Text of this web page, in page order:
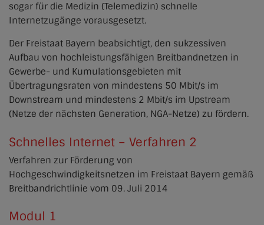
sogar für die Medizin (Telemedizin) schnelle
Internetzugänge vorausgesetzt.
Der Freistaat Bayern beabsichtigt, den sukzessiven
Aufbau von hochleistungsfähigen Breitbandnetzen in
Gewerbe- und Kumulationsgebieten mit
Übertragungsraten von mindestens 50 Mbit/s im
Downstream und mindestens 2 Mbit/s im Upstream
(Netze der nächsten Generation, NGA-Netze) zu fördern.
Schnelles Internet – Verfahren 2
Verfahren zur Förderung von
Hochgeschwindigkeitsnetzen im Freistaat Bayern gemäß
Breitbandrichtlinie vom 09. Juli 2014
Modul 1